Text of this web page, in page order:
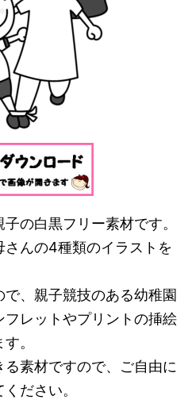
の白黒フリー素材です。
んの4種類のイラストを
、親子競技のある幼稚園
レットやプリントの挿絵
。
素材ですので、ご自由に
ださい。